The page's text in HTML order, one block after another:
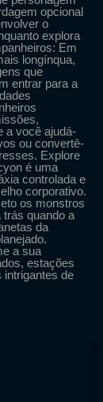
opcional
o
explora
Em
longínqua,
que
entrar para a
a você ajudá-
ou convertê-
Explore
é uma
controlada e
corporativo.
os monstros
trás quando a
da
a sua
estações
intrigantes de